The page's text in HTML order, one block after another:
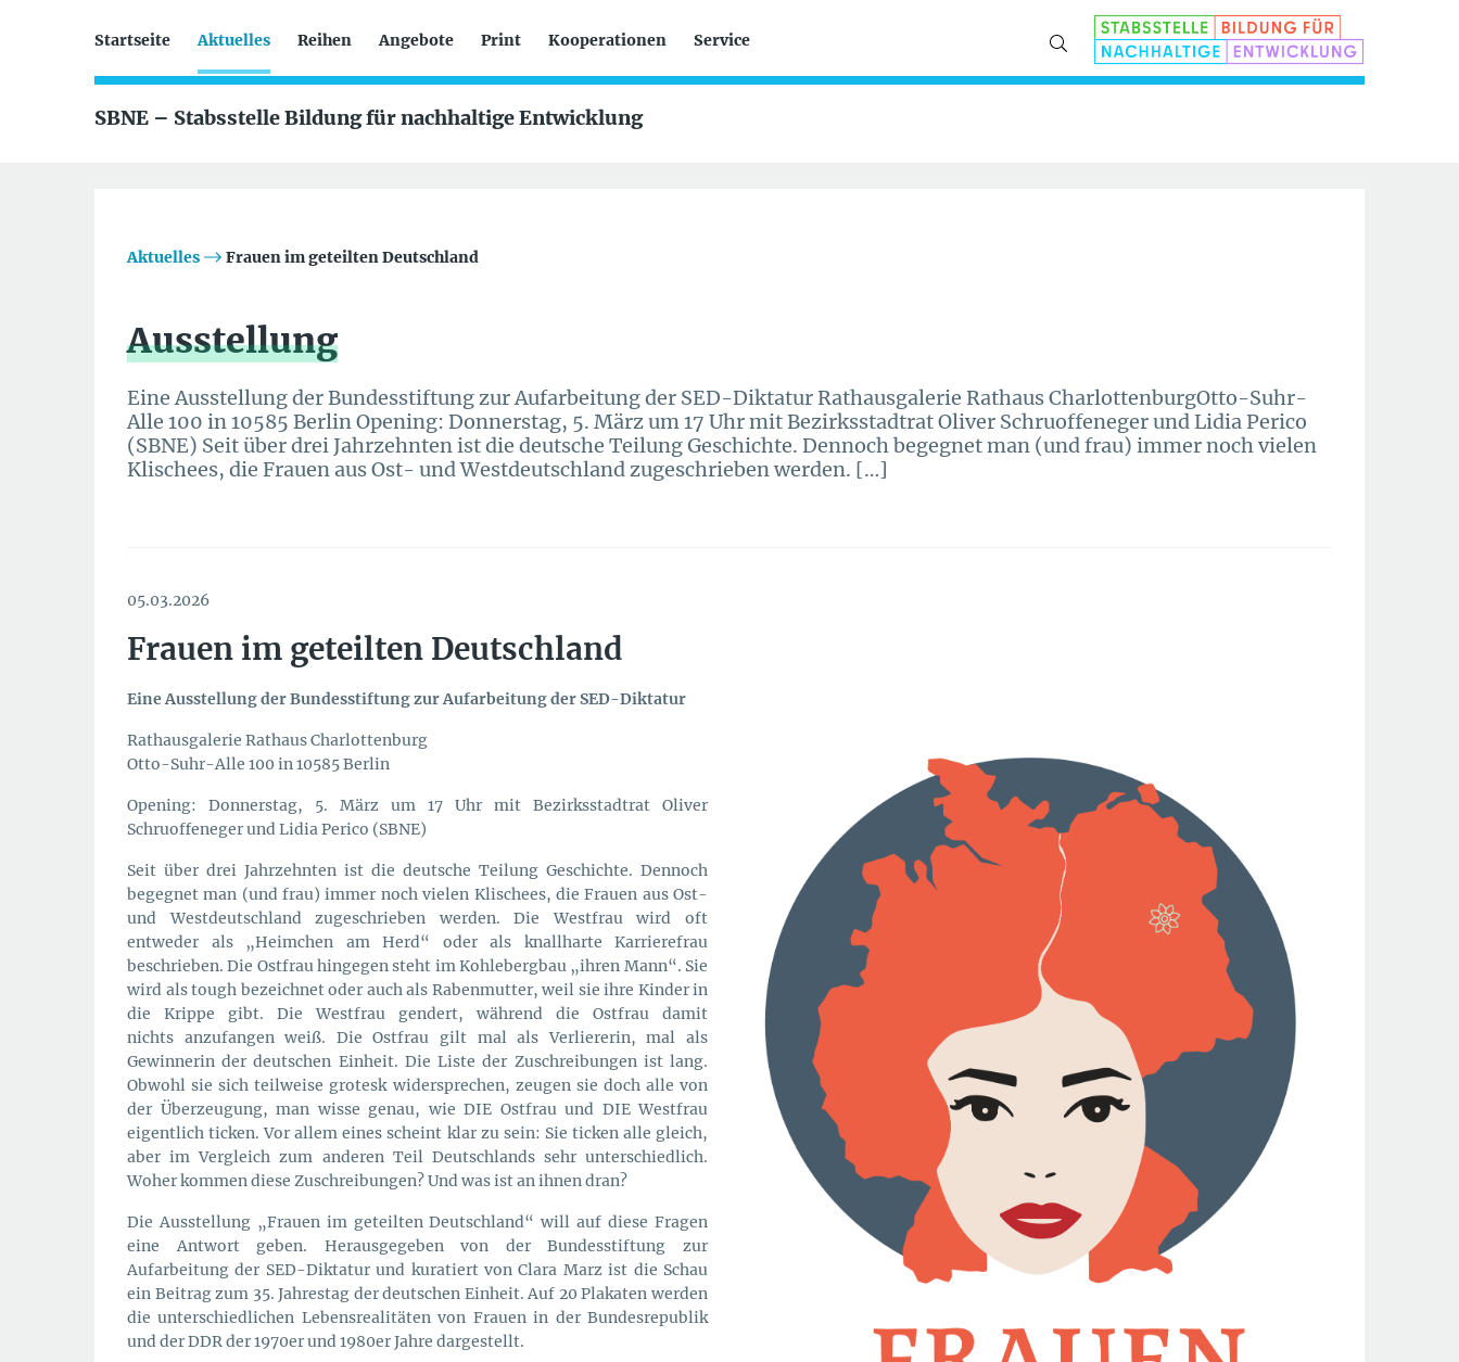
Startseite Aktuelles Reihen Angebote Print Kooperationen Service
SBNE – Stabsstelle Bildung für nachhaltige Entwicklung
Aktuelles Frauen im geteilten Deutschland
Ausstellung
Eine Ausstellung der Bundesstiftung zur Aufarbeitung der SED-Diktatur Rathausgalerie Rathaus CharlottenburgOtto-Suhr-
Alle 100 in 10585 Berlin Opening: Donnerstag, 5. März um 17 Uhr mit Bezirksstadtrat Oliver Schruoffeneger und Lidia Perico
(SBNE) Seit über drei Jahrzehnten ist die deutsche Teilung Geschichte. Dennoch begegnet man (und frau) immer noch vielen
Klischees, die Frauen aus Ost- und Westdeutschland zugeschrieben werden. […]
05.03.2026
Frauen im geteilten Deutschland
Eine Ausstellung der Bundesstiftung zur Aufarbeitung der SED-Diktatur
Rathausgalerie Rathaus Charlottenburg
Otto-Suhr-Alle 100 in 10585 Berlin
Opening: Donnerstag, 5. März um 17 Uhr mit Bezirksstadtrat Oliver
Schruoffeneger und Lidia Perico (SBNE)
Seit über drei Jahrzehnten ist die deutsche Teilung Geschichte. Dennoch
begegnet man (und frau) immer noch vielen Klischees, die Frauen aus Ost-
und Westdeutschland zugeschrieben werden. Die Westfrau wird oft
entweder als „Heimchen am Herd“ oder als knallharte Karrierefrau
beschrieben. Die Ostfrau hingegen steht im Kohlebergbau „ihren Mann“. Sie
wird als tough bezeichnet oder auch als Rabenmutter, weil sie ihre Kinder in
die Krippe gibt. Die Westfrau gendert, während die Ostfrau damit
nichts anzufangen weiß. Die Ostfrau gilt mal als Verliererin, mal als
Gewinnerin der deutschen Einheit. Die Liste der Zuschreibungen ist lang.
Obwohl sie sich teilweise grotesk widersprechen, zeugen sie doch alle von
der Überzeugung, man wisse genau, wie DIE Ostfrau und DIE Westfrau
eigentlich ticken. Vor allem eines scheint klar zu sein: Sie ticken alle gleich,
aber im Vergleich zum anderen Teil Deutschlands sehr unterschiedlich.
Woher kommen diese Zuschreibungen? Und was ist an ihnen dran?
Die Ausstellung „Frauen im geteilten Deutschland“ will auf diese Fragen
eine Antwort geben. Herausgegeben von der Bundesstiftung zur
Aufarbeitung der SED-Diktatur und kuratiert von Clara Marz ist die Schau
ein Beitrag zum 35. Jahrestag der deutschen Einheit. Auf 20 Plakaten werden
die unterschiedlichen Lebensrealitäten von Frauen in der Bundesrepublik
und der DDR der 1970er und 1980er Jahre dargestellt.